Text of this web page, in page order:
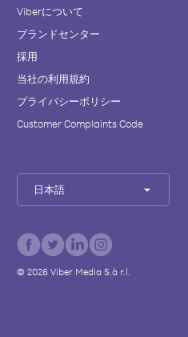
Viberについて
ブランドセンター
採用
当社の利用規約
プライバシーポリシー
Customer Complaints Code
日本語
© 2026Viber Media S.à r.l.